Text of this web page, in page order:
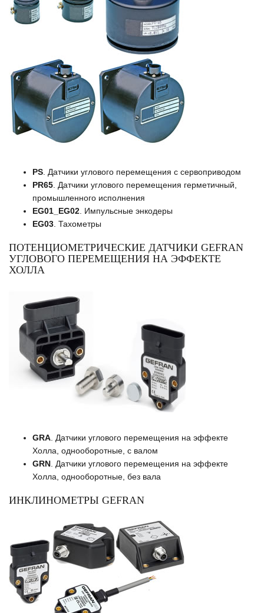
PS . Датчики углового перемещения с сервоприводом
PR65 . Датчики углового перемещения герметичный,
промышленного исполнения
EG01_EG02 . Импульсные энкодеры
EG03 . Тахометры
ПОТЕНЦИОМЕТРИЧЕСКИЕ ДАТЧИКИ GEFRAN
УГЛОВОГО ПЕРЕМЕЩЕНИЯ НА ЭФФЕКТЕ
ХОЛЛА
GRA . Датчики углового перемещения на эффекте
Холла, однооборотные, с валом
GRN . Датчики углового перемещения на эффекте
Холла, однооборотные, без вала
ИНКЛИНОМЕТРЫ GEFRAN